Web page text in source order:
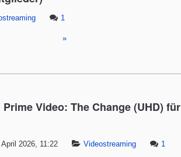
1
»
Video: The Change (UHD) für
2026, 11:22 Videostreaming 1